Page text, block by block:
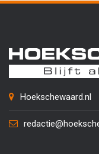
Hoekschewaard.nl